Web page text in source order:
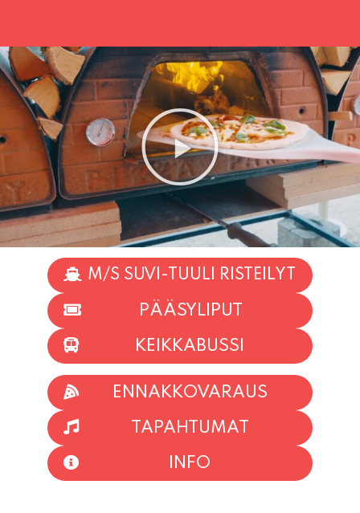
M/S SUVI-TUULI RISTEILYT
PÄÄSYLIPUT
KEIKKABUSSI
TAPAHTUMAT
INFO
HIIO HOI!